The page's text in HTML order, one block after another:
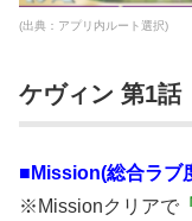
(出典：アプリ内ルート選択)
ケヴィン 第1話
■Mission(総合ラブ
※Missionクリアで